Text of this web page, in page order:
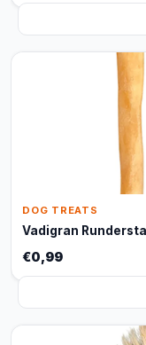
DOG TREATS
Vadigran
€0,99